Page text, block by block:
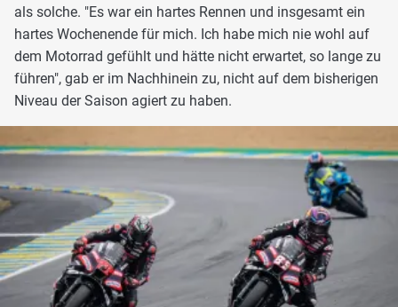
als solche. "Es war ein hartes Rennen und insgesamt ein
hartes Wochenende für mich. Ich habe mich nie wohl auf
dem Motorrad gefühlt und hätte nicht erwartet, so lange zu
führen", gab er im Nachhinein zu, nicht auf dem bisherigen
Niveau der Saison agiert zu haben.